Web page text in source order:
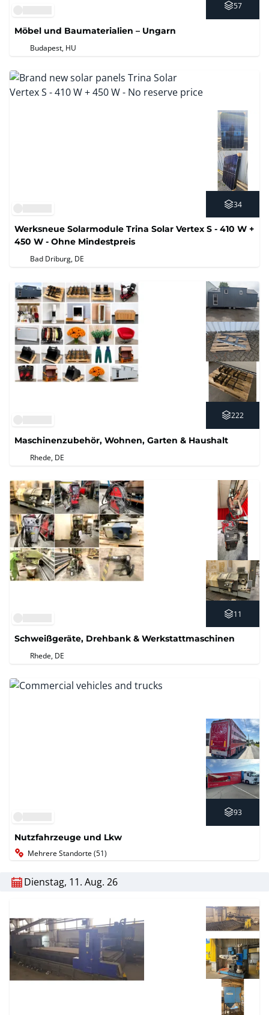
57
Möbel und Baumaterialien – Ungarn
Budapest, HU
34
Werksneue Solarmodule Trina Solar Vertex S - 410 W +
450 W - Ohne Mindestpreis
Bad Driburg, DE
222
Maschinenzubehör, Wohnen, Garten & Haushalt
Rhede, DE
11
Schweißgeräte, Drehbank & Werkstattmaschinen
Rhede, DE
93
Nutzfahrzeuge und Lkw
Mehrere Standorte (51)
Dienstag, 11. Aug. 26